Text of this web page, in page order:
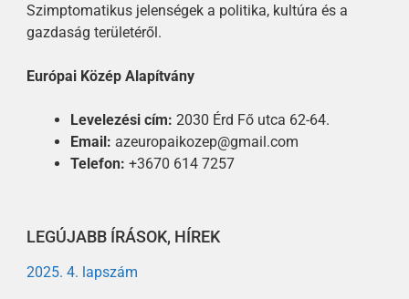
Szimptomatikus jelenségek a politika, kultúra és a
gazdaság területéről.
Európai Közép Alapítvány
Levelezési cím: 2030 Érd Fő utca 62-64.
Email: azeuropaikozep@gmail.com
Telefon: +3670 614 7257
LEGÚJABB ÍRÁSOK, HÍREK
2025. 4. lapszám